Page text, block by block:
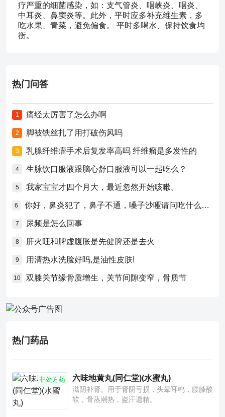
疗严重的细菌感染，如：支气管炎、咽峡炎、咽炎、
中耳炎、鼻窦炎等。此外，平时应多补充维生素，多
吃水果、青菜，避免偏食。 平时多喝水、保持饮食均
衡。
热门问答
1 痛经太厉害了怎么办啊
2 脚被铁丝扎了用打破伤风吗
3 乳腺纤维瘤手术后复发率高吗 纤维瘤是多发性的
4 生脉饮口服液跟脑心舒口服液可以一起吃么？
5 我家宝宝才四个月大，最近忽然开始咳嗽。
6 你好，鼻炎犯了，鼻子不通，嗓子沙哑请问吃什么药比较好？
7 尿频是怎么回事
8 肝火旺和脾虚腹胀是先健脾还是去火
9 用清热水洗脸好吗,是油性皮肤!
10 双膝关节缘骨质增生，关节间隙变窄，骨质节
热门药品
非处方药 六味地黄丸(同仁堂)(水蜜丸)
滋阴补肾。用于肾阴亏损，头晕耳鸣，腰膝酸
软，骨蒸潮热，盗汗遗精。